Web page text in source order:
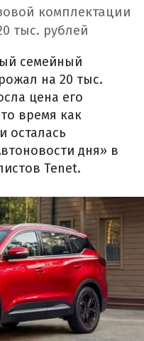
комплектации
тыс. рублей
семейный
на 20 тыс.
цена его
время как
осталась
дня» в
Tenet.